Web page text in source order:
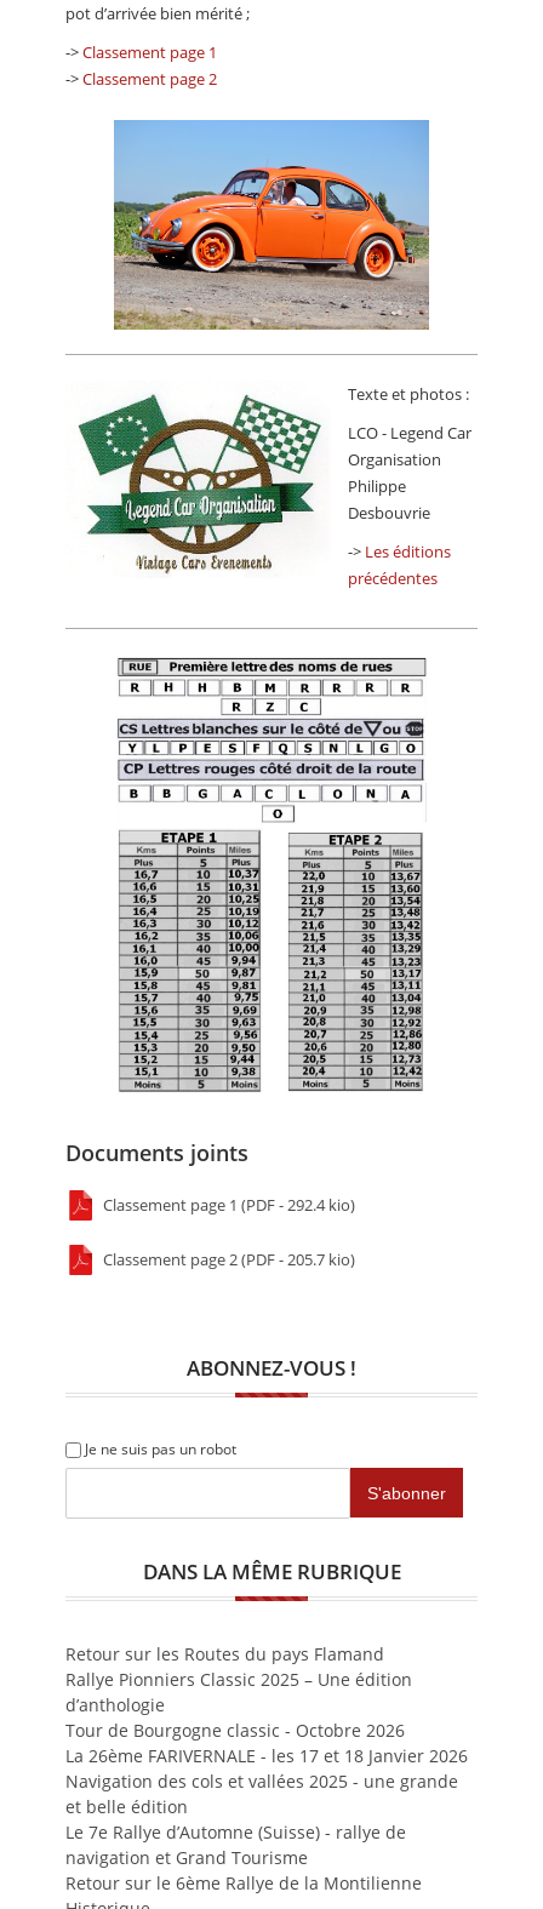
pot d’arrivée bien mérité ;
->Classement page 1
->Classement page 2
Texte et photos :
LCO - Legend Car
Organisation
Philippe
Desbouvrie
-> Les éditions
précédentes
Documents joints
Classement page 1 (PDF - 292.4 kio)
Classement page 2 (PDF - 205.7 kio)
ABONNEZ-VOUS !
Je ne suis pas un robot
DANS LA MÊME RUBRIQUE
Retour sur les Routes du pays Flamand
Rallye Pionniers Classic 2025 – Une édition
d’anthologie
Tour de Bourgogne classic - Octobre 2026
La 26ème FARIVERNALE - les 17 et 18 Janvier 2026
Navigation des cols et vallées 2025 - une grande
et belle édition
Le 7e Rallye d’Automne (Suisse) - rallye de
navigation et Grand Tourisme
Retour sur le 6ème Rallye de la Montilienne